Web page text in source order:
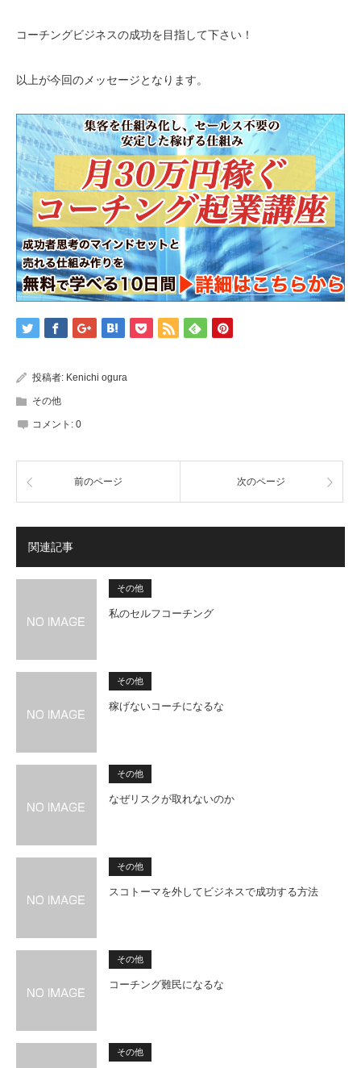
コーチングビジネスの成功を目指して下さい！
以上が今回のメッセージとなります。
投稿者: Kenichi ogura
その他
コメント: 0
前のページ 次のページ
関連記事
その他
私のセルフコーチング
その他
稼げないコーチになるな
その他
なぜリスクが取れないのか
その他
スコトーマを外してビジネスで成功する方法
その他
コーチング難民になるな
その他